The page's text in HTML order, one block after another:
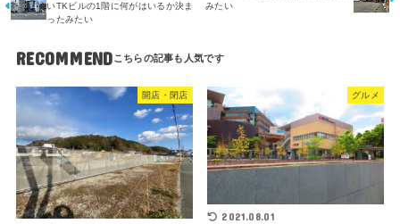
いTKビルの1階に何がはいるか決ま
ったみたい
みたい
RECOMMEND
開店・閉店 グルメ
2021.08.01